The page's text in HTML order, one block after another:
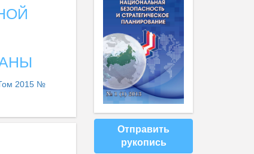
2015 №
Отправить
рукопись